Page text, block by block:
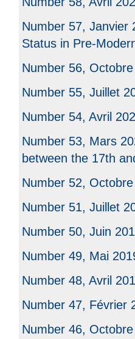
Number 57, Janvier
Status in Pre-
Number 56,
Number 55, Juillet
Number 54, Avril
Number 53, Mars
between the 17th
Number 52,
Number 51, Juillet
Number 50, Juin
Number 49, Mai
Number 48, Avril
Number 47, Février
Number 46,